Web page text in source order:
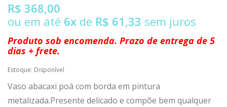
R$ 368,00
ou em até 6x de R$ 61,33 sem juros
Produto sob encomenda. Prazo de entrega de 5
dias + frete.
Estoque: Disponível
Vaso abacaxi poá com borda em pintura
metalizada.Presente delicado e compõe bem qualquer